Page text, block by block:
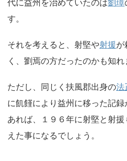
代に益州を治めていたのは劉璋
す。
それを考えると、射堅や射援が
く、劉焉の方だったのかも知れ
ただし、同じく扶風郡出身の法
に飢饉により益州に移った記
あれば、１９６年に射堅と射
えた事になるでしょう。